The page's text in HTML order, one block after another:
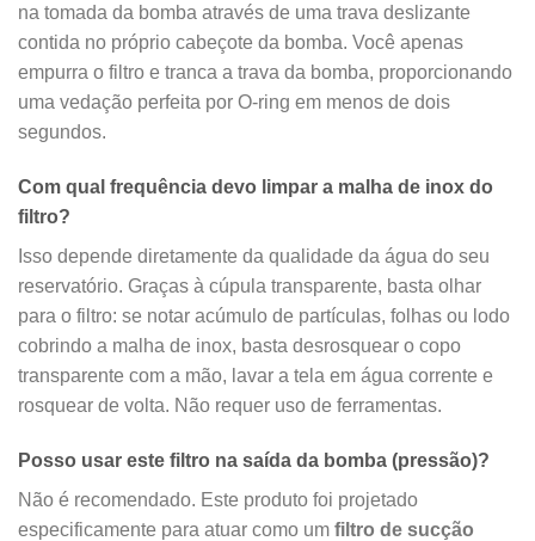
na tomada da bomba através de uma trava deslizante
contida no próprio cabeçote da bomba. Você apenas
empurra o filtro e tranca a trava da bomba, proporcionando
uma vedação perfeita por O-ring em menos de dois
segundos.
Com qual frequência devo limpar a malha de inox do
filtro?
Isso depende diretamente da qualidade da água do seu
reservatório. Graças à cúpula transparente, basta olhar
para o filtro: se notar acúmulo de partículas, folhas ou lodo
cobrindo a malha de inox, basta desrosquear o copo
transparente com a mão, lavar a tela em água corrente e
rosquear de volta. Não requer uso de ferramentas.
Posso usar este filtro na saída da bomba (pressão)?
Não é recomendado. Este produto foi projetado
especificamente para atuar como um filtro de sucção